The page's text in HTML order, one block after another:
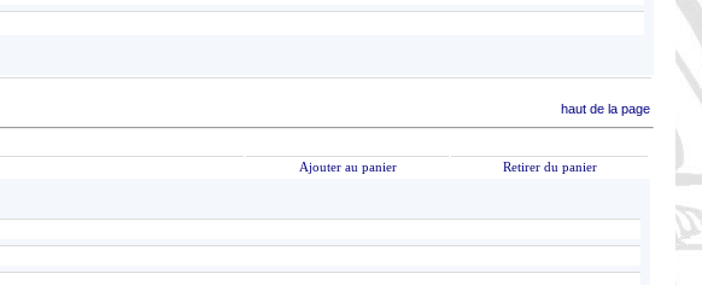
haut de la page
Ajouter au panier Retirer du panier